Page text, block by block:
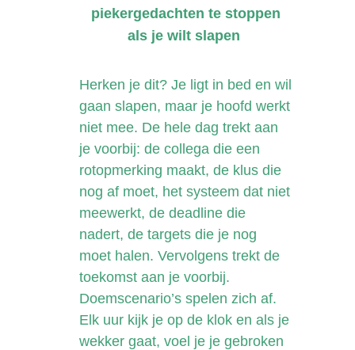
piekergedachten te stoppen
als je wilt slapen
Herken je dit? Je ligt in bed en wil
gaan slapen, maar je hoofd werkt
niet mee. De hele dag trekt aan
je voorbij: de collega die een
rotopmerking maakt, de klus die
nog af moet, het systeem dat niet
meewerkt, de deadline die
nadert, de targets die je nog
moet halen. Vervolgens trekt de
toekomst aan je voorbij.
Doemscenario’s spelen zich af.
Elk uur kijk je op de klok en als je
wekker gaat, voel je je gebroken